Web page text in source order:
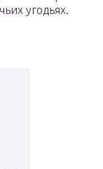
угодьях.